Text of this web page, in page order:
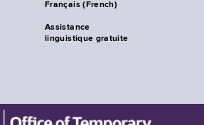
Français (French)
Assistance
linguistique gratuite